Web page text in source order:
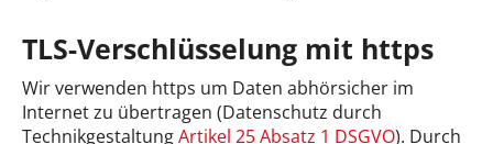
TLS-Verschlüsselung mit https
Wir verwenden https um Daten abhörsicher im
Internet zu übertragen (Datenschutz durch
TechnikgestaltungArtikel 25 Absatz 1 DSGVO). Durch